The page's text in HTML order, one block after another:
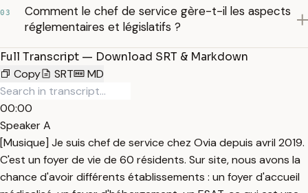
03
Comment le chef de service gère-t-il les aspects
réglementaires et législatifs ?
Full Transcript — Download SRT & Markdown
Copy
SRT MD
00:00
Speaker A
[Musique] Je suis chef de service chez Ovia depuis avril 2019.
C'est un foyer de vie de 60 résidents. Sur site, nous avons la
chance d'avoir différents établissements : un foyer d'accueil